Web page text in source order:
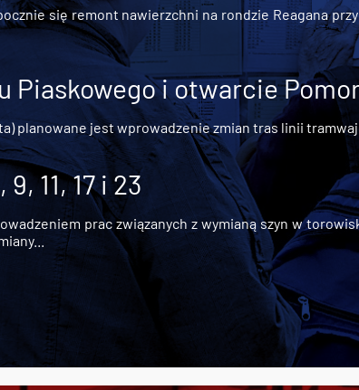
się remont nawierzchni na rondzie Reagana
Piaskowego i otwarcie
planowane jest wprowadzenie zmian tras linii
11, 17 i 23
prac związanych z wymianą szyn w